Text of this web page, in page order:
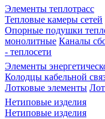
Элементы теплотрасс
Тепловые камеры сетей
Опорные подушки
монолитные Каналы
- теплосети
Элементы
Колодцы кабельной
Лотковые элементы
Нетиповые изделия
Нетиповые изделия